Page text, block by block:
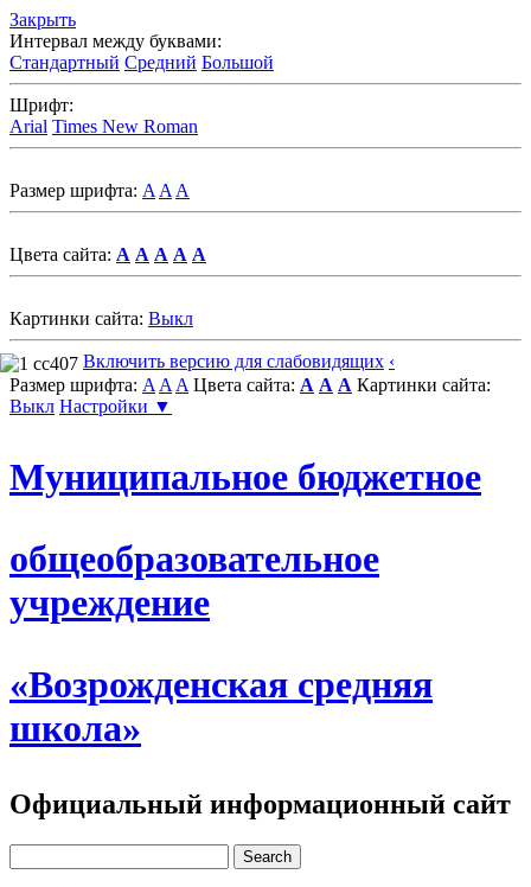
Закрыть
Интервал между буквами:
Стандартный Средний Большой
Шрифт:
Arial Times New Roman
Размер шрифта: A A A
Цвета сайта: A A A A A
Картинки сайта: Выкл
Включить версию для слабовидящих ‹
Размер шрифта: A A A Цвета сайта: A A A Картинки сайта:
Выкл Настройки ▼
Муниципальное бюджетное
общеобразовательное
учреждение
«Возрожденская средняя
школа»
Официальный информационный сайт